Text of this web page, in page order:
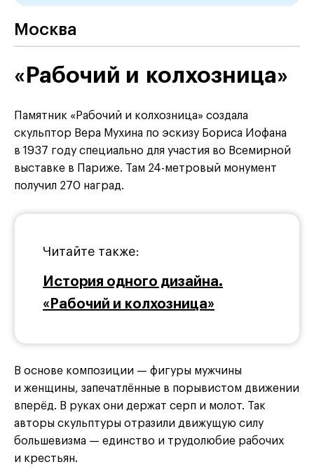
Москва
«Рабочий и колхозница»
Памятник «Рабочий и колхозница» создала
скульптор Вера Мухина по эскизу Бориса Иофана
в 1937 году специально для участия во Всемирной
выставке в Париже. Там 24-метровый монумент
получил 270 наград.
Читайте также:
История одного дизайна.
«Рабочий и колхозница»
В основе композиции — фигуры мужчины
и женщины, запечатлённые в порывистом движении
вперёд. В руках они держат серп и молот. Так
авторы скульптуры отразили движущую силу
большевизма — единство и трудолюбие рабочих
и крестьян.